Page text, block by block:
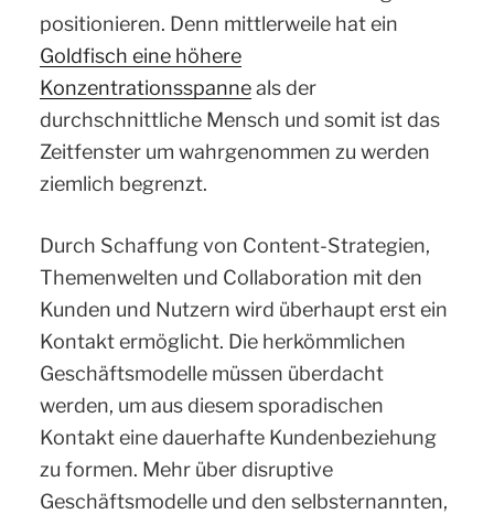
positionieren. Denn mittlerweile hat ein
Goldfisch eine höhere
Konzentrationsspanneals der
durchschnittliche Mensch und somit ist das
Zeitfenster um wahrgenommen zu werden
ziemlich begrenzt.
Durch Schaffung von Content-Strategien,
Themenwelten und Collaboration mit den
Kunden und Nutzern wird überhaupt erst ein
Kontakt ermöglicht. Die herkömmlichen
Geschäftsmodelle müssen überdacht
werden, um aus diesem sporadischen
Kontakt eine dauerhafte Kundenbeziehung
zu formen. Mehr über disruptive
Geschäftsmodelle und den selbsternannten,